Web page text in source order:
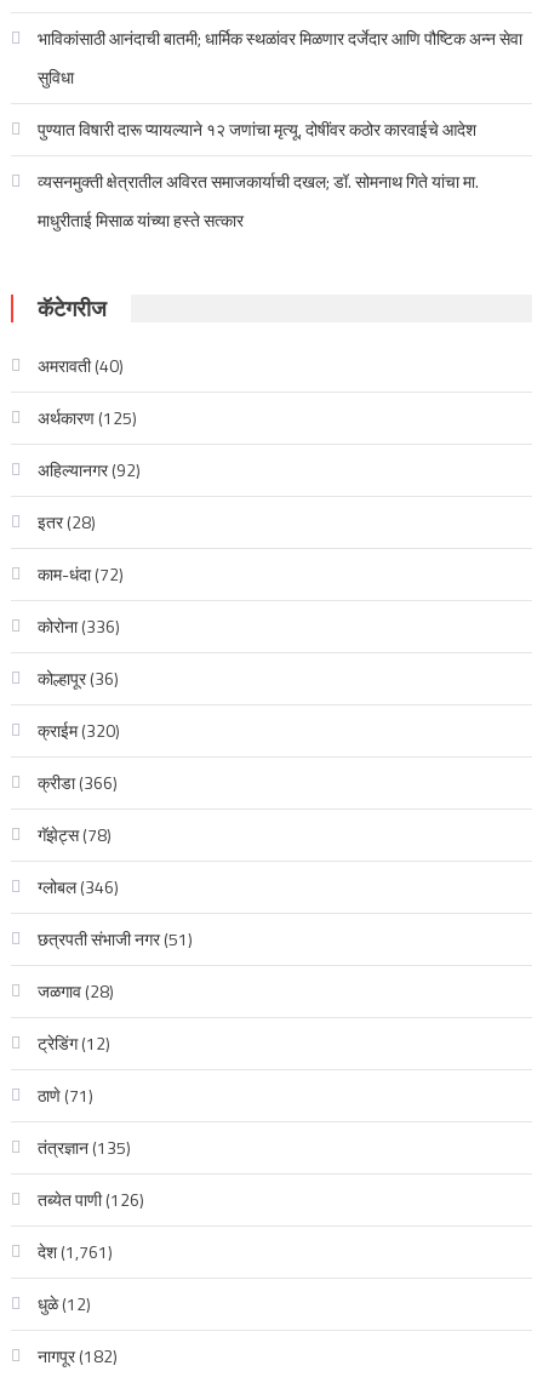
भाविकांसाठी आनंदाची बातमी; धार्मिक स्थळांवर मिळणार दर्जेदार आणि पौष्टिक अन्न सेवा
सुविधा
पुण्यात विषारी दारू प्यायल्याने १२ जणांचा मृत्यू, दोषींवर कठोर कारवाईचे आदेश
व्यसनमुक्ती क्षेत्रातील अविरत समाजकार्याची दखल; डॉ. सोमनाथ गिते यांचा मा.
माधुरीताई मिसाळ यांच्या हस्ते सत्कार
कॅटेगरीज
अमरावती(40)
अर्थकारण(125)
अहिल्यानगर(92)
इतर(28)
काम-धंदा(72)
कोरोना(336)
कोल्हापूर(36)
क्राईम(320)
क्रीडा(366)
गॅझेट्स(78)
ग्लोबल(346)
छत्रपती संभाजी नगर(51)
जळगाव(28)
ट्रेडिंग(12)
ठाणे(71)
तंत्रज्ञान(135)
तब्येत पाणी(126)
देश(1,761)
धुळे(12)
नागपूर(182)